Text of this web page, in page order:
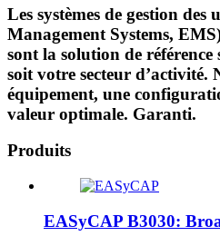
Les systèmes de gestion des
Management Systems,
sont la solution de
soit votre secteur d’activité.
équipement, une
valeur optimale. Garanti.
Produits
EASyCAP B3030: